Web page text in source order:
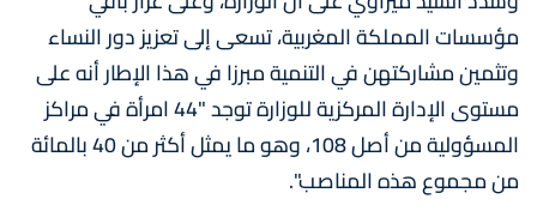
مؤسسات المملكة المغربية، تسعى إلى تعزيز دور النساء
وتثمين مشاركتهن في التنمية مبرزا في هذا الإطار أنه على
مستوى الإدارة المركزية للوزارة توجد "44 امرأة في مراكز
المسؤولية من أصل 108، وهو ما يمثل أكثر من 40 بالمائة
من مجموع هذه المناصب".